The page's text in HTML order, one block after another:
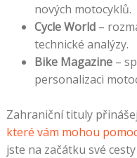
nových motocyklů.
Cycle World–
technické analýzy.
Bike Magazine–
personalizaci
Zahraniční tituly
které vám mohou
jste na začátku své